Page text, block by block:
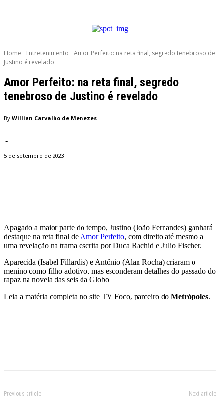
Home Entretenimento
Amor Perfeito: na reta final, segredo tenebroso de
Justino é revelado
Amor Perfeito: na reta final, segredo
tenebroso de Justino é revelado
By Willian Carvalho de Menezes
-
5 de setembro de 2023
Apagado a maior parte do tempo, Justino (João Fernandes) ganhará
destaque na reta final de Amor Perfeito, com direito até mesmo a
uma revelação na trama escrita por Duca Rachid e Julio Fischer.
Aparecida (Isabel Fillardis) e Antônio (Alan Rocha) criaram o
menino como filho adotivo, mas esconderam detalhes do passado do
rapaz na novela das seis da Globo.
Leia a matéria completa no site TV Foco, parceiro do Metrópoles.
Previous article Next article